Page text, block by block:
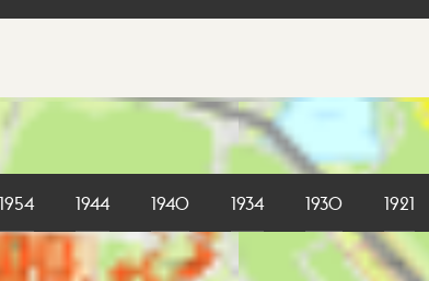
1954 1944 1940 1934 1930 1921